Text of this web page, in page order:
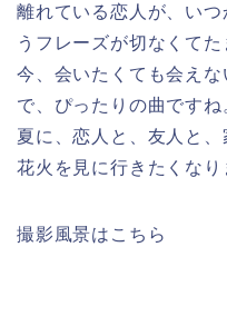
離れている恋人が、い
うフレーズが切なくてた
今、会いたくても会え
で、ぴったりの曲ですね
夏に、恋人と、友人と、
花火を見に行きたくなり
撮影風景はこちら